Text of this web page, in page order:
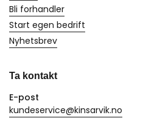
Bli forhandler
Start egen bedrift
Nyhetsbrev
Ta kontakt
E-post
kundeservice@kinsarvik.no